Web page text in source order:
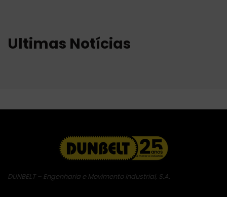
Ultimas Notícias
DUNBELT – Engenharia e Movimento Industrial, S.A.